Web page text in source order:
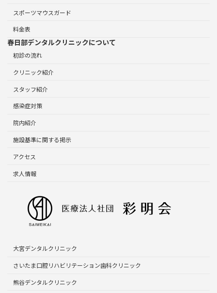
スポーツマウスガード
料金表
春日部デンタルクリニックについて
初診の流れ
クリニック紹介
スタッフ紹介
感染症対策
院内紹介
施設基準に関する掲示
アクセス
求人情報
大宮デンタルクリニック
さいたま口腔リハビリテーション歯科クリニック
熊谷デンタルクリニック